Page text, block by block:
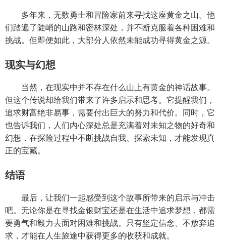
多年来，无数勇士和冒险家前来寻找这座黄金之山。他
们踏遍了陡峭的山路和密林深处，并不断克服着各种困难和
挑战。但即便如此，大部分人依然未能成功寻得黄金之源。
现实与幻想
当然，在现实中并不存在什么山上有黄金的神话故事。
但这个传说却给我们带来了许多启示和思考。它提醒我们，
追求财富绝非易事，需要付出巨大的努力和代价。同时，它
也告诉我们，人们内心深处总是充满着对未知之物的好奇和
幻想，在探险过程中不断挑战自我、探索未知，才能发现真
正的宝藏。
结语
最后，让我们一起感受到这个故事所带来的启示与冲击
吧。无论你是在寻找金银财宝还是在生活中追求梦想，都需
要勇气和毅力去面对困难和挑战。只有坚定信念、不放弃追
求，才能在人生旅途中获得更多的收获和成就。